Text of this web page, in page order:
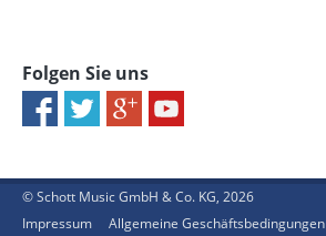
Folgen Sie uns
© Schott Music GmbH & Co. KG, 2026
Impressum
Allgemeine Geschäftsbedingungen